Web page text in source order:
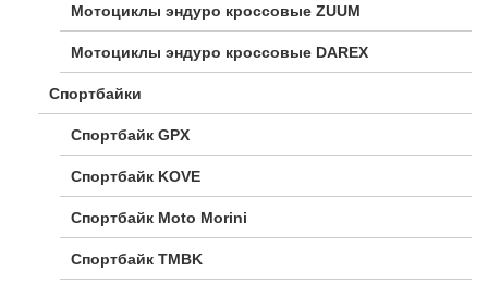
Мотоциклы эндуро кроссовые ZUUM
Мотоциклы эндуро кроссовые DAREX
Спортбайки
Спортбайк GPX
Спортбайк KOVE
Спортбайк Moto Morini
Спортбайк TMBK